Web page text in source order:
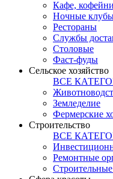
Кафе, кофейни
Ночные
Рестораны
Службы
Столовые
Фаст-фуды
Сельское хозяйство
ВСЕ
Земледелие
Фермерские
Строительство
ВСЕ
Ремонтные